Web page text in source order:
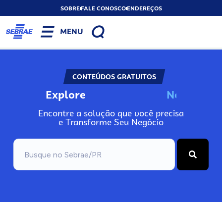
SOBREFALE CONOSCOENDEREÇOS
MENU
CONTEÚDOS GRATUITOS
Explore No
Encontre a solução que você precisa
e Transforme Seu Negócio